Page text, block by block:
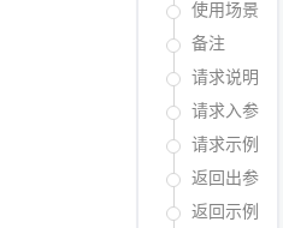
使用场景
备注
请求说明
请求入参
请求示例
返回出参
返回示例